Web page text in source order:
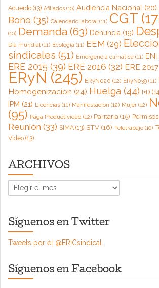
Acuerdo (13) Afiliados (10) Audiencia Nacional (20)
Bono (35) Calendario laboral(11) CGT
(10) Demanda (63) Denuncia (19)
Día mundial(11) Ecología (11) EEM (29)
sindicales (51) Emergencia climática (11) ENI
ERE 2015 (39) ERE 2016 (32) ERE 2017
ERyN (245) ERyN020 (12) ERyN039 (11)
Homogenización (24) Huelga (44) I+D
IPM (21) Licencias (11) Manifestación (12) Mujer(12)
(95) Paga Productividad (12) Paritaria (15) Permisos
Reunión (33) SIMA (13) STV (16) Teletrabajo (10)
Video (13)
ARCHIVOS
ARCHIVOS
Síguenos en Twitter
Tweets por el @ERICsindical.
Síguenos en Facebook